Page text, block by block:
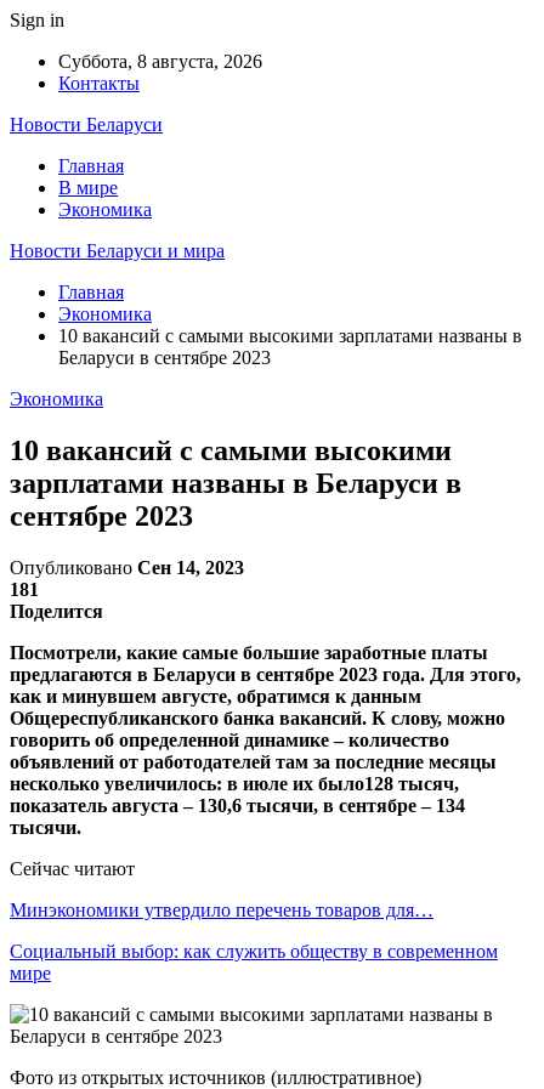
Sign in
Суббота, 8 августа, 2026
Контакты
Новости Беларуси
Главная
В мире
Экономика
Новости Беларуси и мира
Главная
Экономика
10 вакансий с самыми высокими зарплатами названы в
Беларуси в сентябре 2023
Экономика
10 вакансий с самыми высокими
зарплатами названы в Беларуси в
сентябре 2023
Опубликовано Сен 14, 2023
181
Поделится
Посмотрели, какие самые большие заработные платы
предлагаются в Беларуси в сентябре 2023 года. Для этого,
как и минувшем августе, обратимся к данным
Общереспубликанского банка вакансий. К слову, можно
говорить об определенной динамике – количество
объявлений от работодателей там за последние месяцы
несколько увеличилось: в июле их было128 тысяч,
показатель августа – 130,6 тысячи, в сентябре – 134
тысячи.
Сейчас читают
Минэкономики утвердило перечень товаров для…
Социальный выбор: как служить обществу в современном
мире
Фото из открытых источников (иллюстративное)